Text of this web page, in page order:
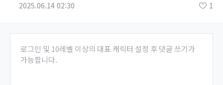
2025.06.14 02:30 1
로그인 및 10레벨 이상의 대표 캐릭터 설정 후 댓글 쓰기가
가능합니다.